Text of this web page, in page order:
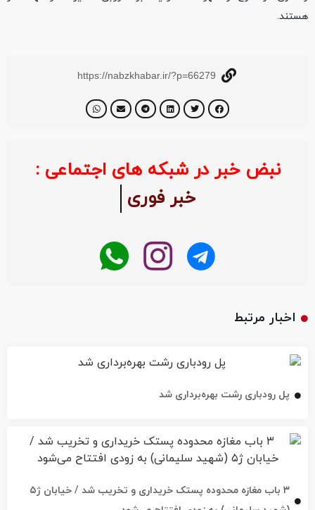
هستند.
https://nabzkhabar.ir/?p=66279
نبض خبر در شبکه های اجتماعی :
خبر فوری
اخبار مرتبط
پل رودباری رشت بهره‌برداری شد
۳ باب مغازه محدوده پستک خریداری و تخریب شد / خیابان ژ۵